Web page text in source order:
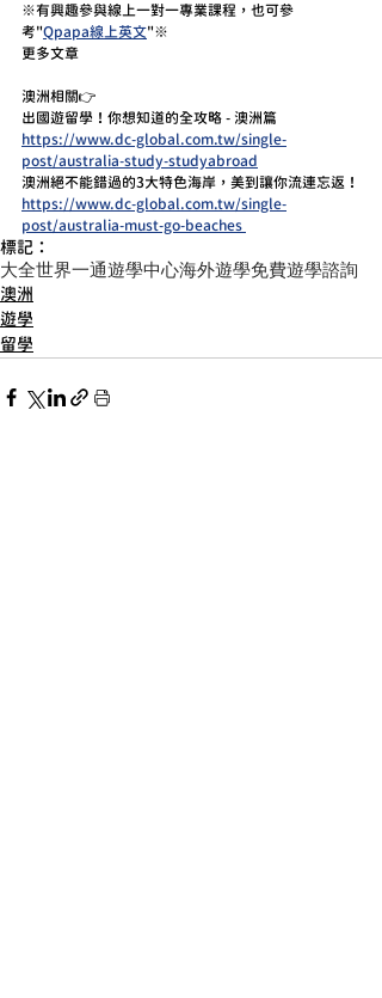
※有興趣參與線上一對一專業課程，也可參
考"Qpapa線上英文"※
更多文章
澳洲相關👉
出國遊留學！你想知道的全攻略 - 澳洲篇
https://www.dc-global.com.tw/single-
post/australia-study-studyabroad
澳洲絕不能錯過的3大特色海岸，美到讓你流連忘返！
https://www.dc-global.com.tw/single-
post/australia-must-go-beaches
標記：
大全世界一通遊學中心海外遊學免費遊學諮詢
澳洲
遊學
留學